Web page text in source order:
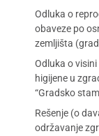
Odluka o
obaveze po
zemljišta
Odluka o
higijene u
“Gradsko
Rešenje (o
održavanje